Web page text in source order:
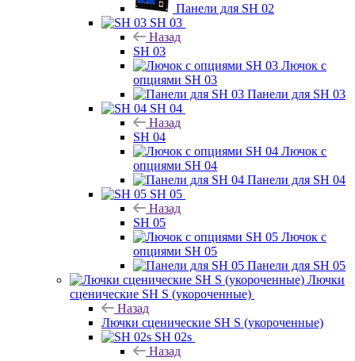
Панели для SH 02
SH 03
Назад
SH 03
Лючок с
опциями SH 03
Панели для SH 03
SH 04
Назад
SH 04
Лючок с
опциями SH 04
Панели для SH 04
SH 05
Назад
SH 05
Лючок с
опциями SH 05
Панели для SH 05
Лючки
сценические SH S (укороченные)
Назад
Лючки сценические SH S (укороченные)
SH 02s
Назад